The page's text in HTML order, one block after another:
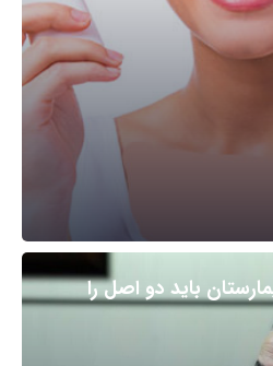
باید دو اصل را